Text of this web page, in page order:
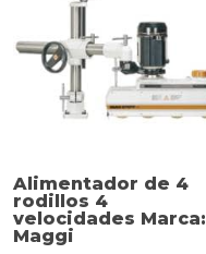
Alimentador de 4
rodillos 4
velocidades Marca:
Maggi